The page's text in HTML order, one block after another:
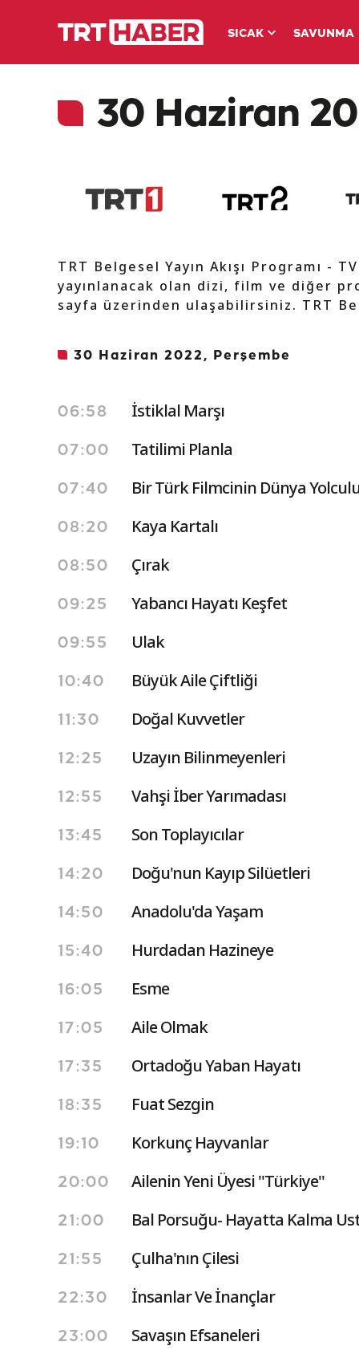
SICAK SAVUNMA
30 Haziran
TRT Belgesel Yayın Akışı Programı -
yayınlanacak olan dizi, film ve diğer
sayfa üzerinden ulaşabilirsiniz. TRT
30 Haziran 2022, Perşembe
06:58 İstiklal Marşı
07:00 Tatilimi Planla
07:40 Bir Türk Filmcinin Dünya
08:20 Kaya Kartalı
08:50 Çırak
09:25 Yabancı Hayatı Keşfet
09:55 Ulak
10:40 Büyük Aile Çiftliği
11:30 Doğal Kuvvetler
12:25 Uzayın Bilinmeyenleri
12:55 Vahşi İber Yarımadası
13:45 Son Toplayıcılar
14:20 Doğu'nun Kayıp Silüetleri
14:50 Anadolu'da Yaşam
15:40 Hurdadan Hazineye
16:05 Esme
17:05 Aile Olmak
17:35 Ortadoğu Yaban Hayatı
18:35 Fuat Sezgin
19:10 Korkunç Hayvanlar
20:00 Ailenin Yeni Üyesi ''Türkiye''
21:00 Bal Porsuğu- Hayatta Kalma
21:55 Çulha'nın Çilesi
22:30 İnsanlar Ve İnançlar
23:00 Savaşın Efsaneleri